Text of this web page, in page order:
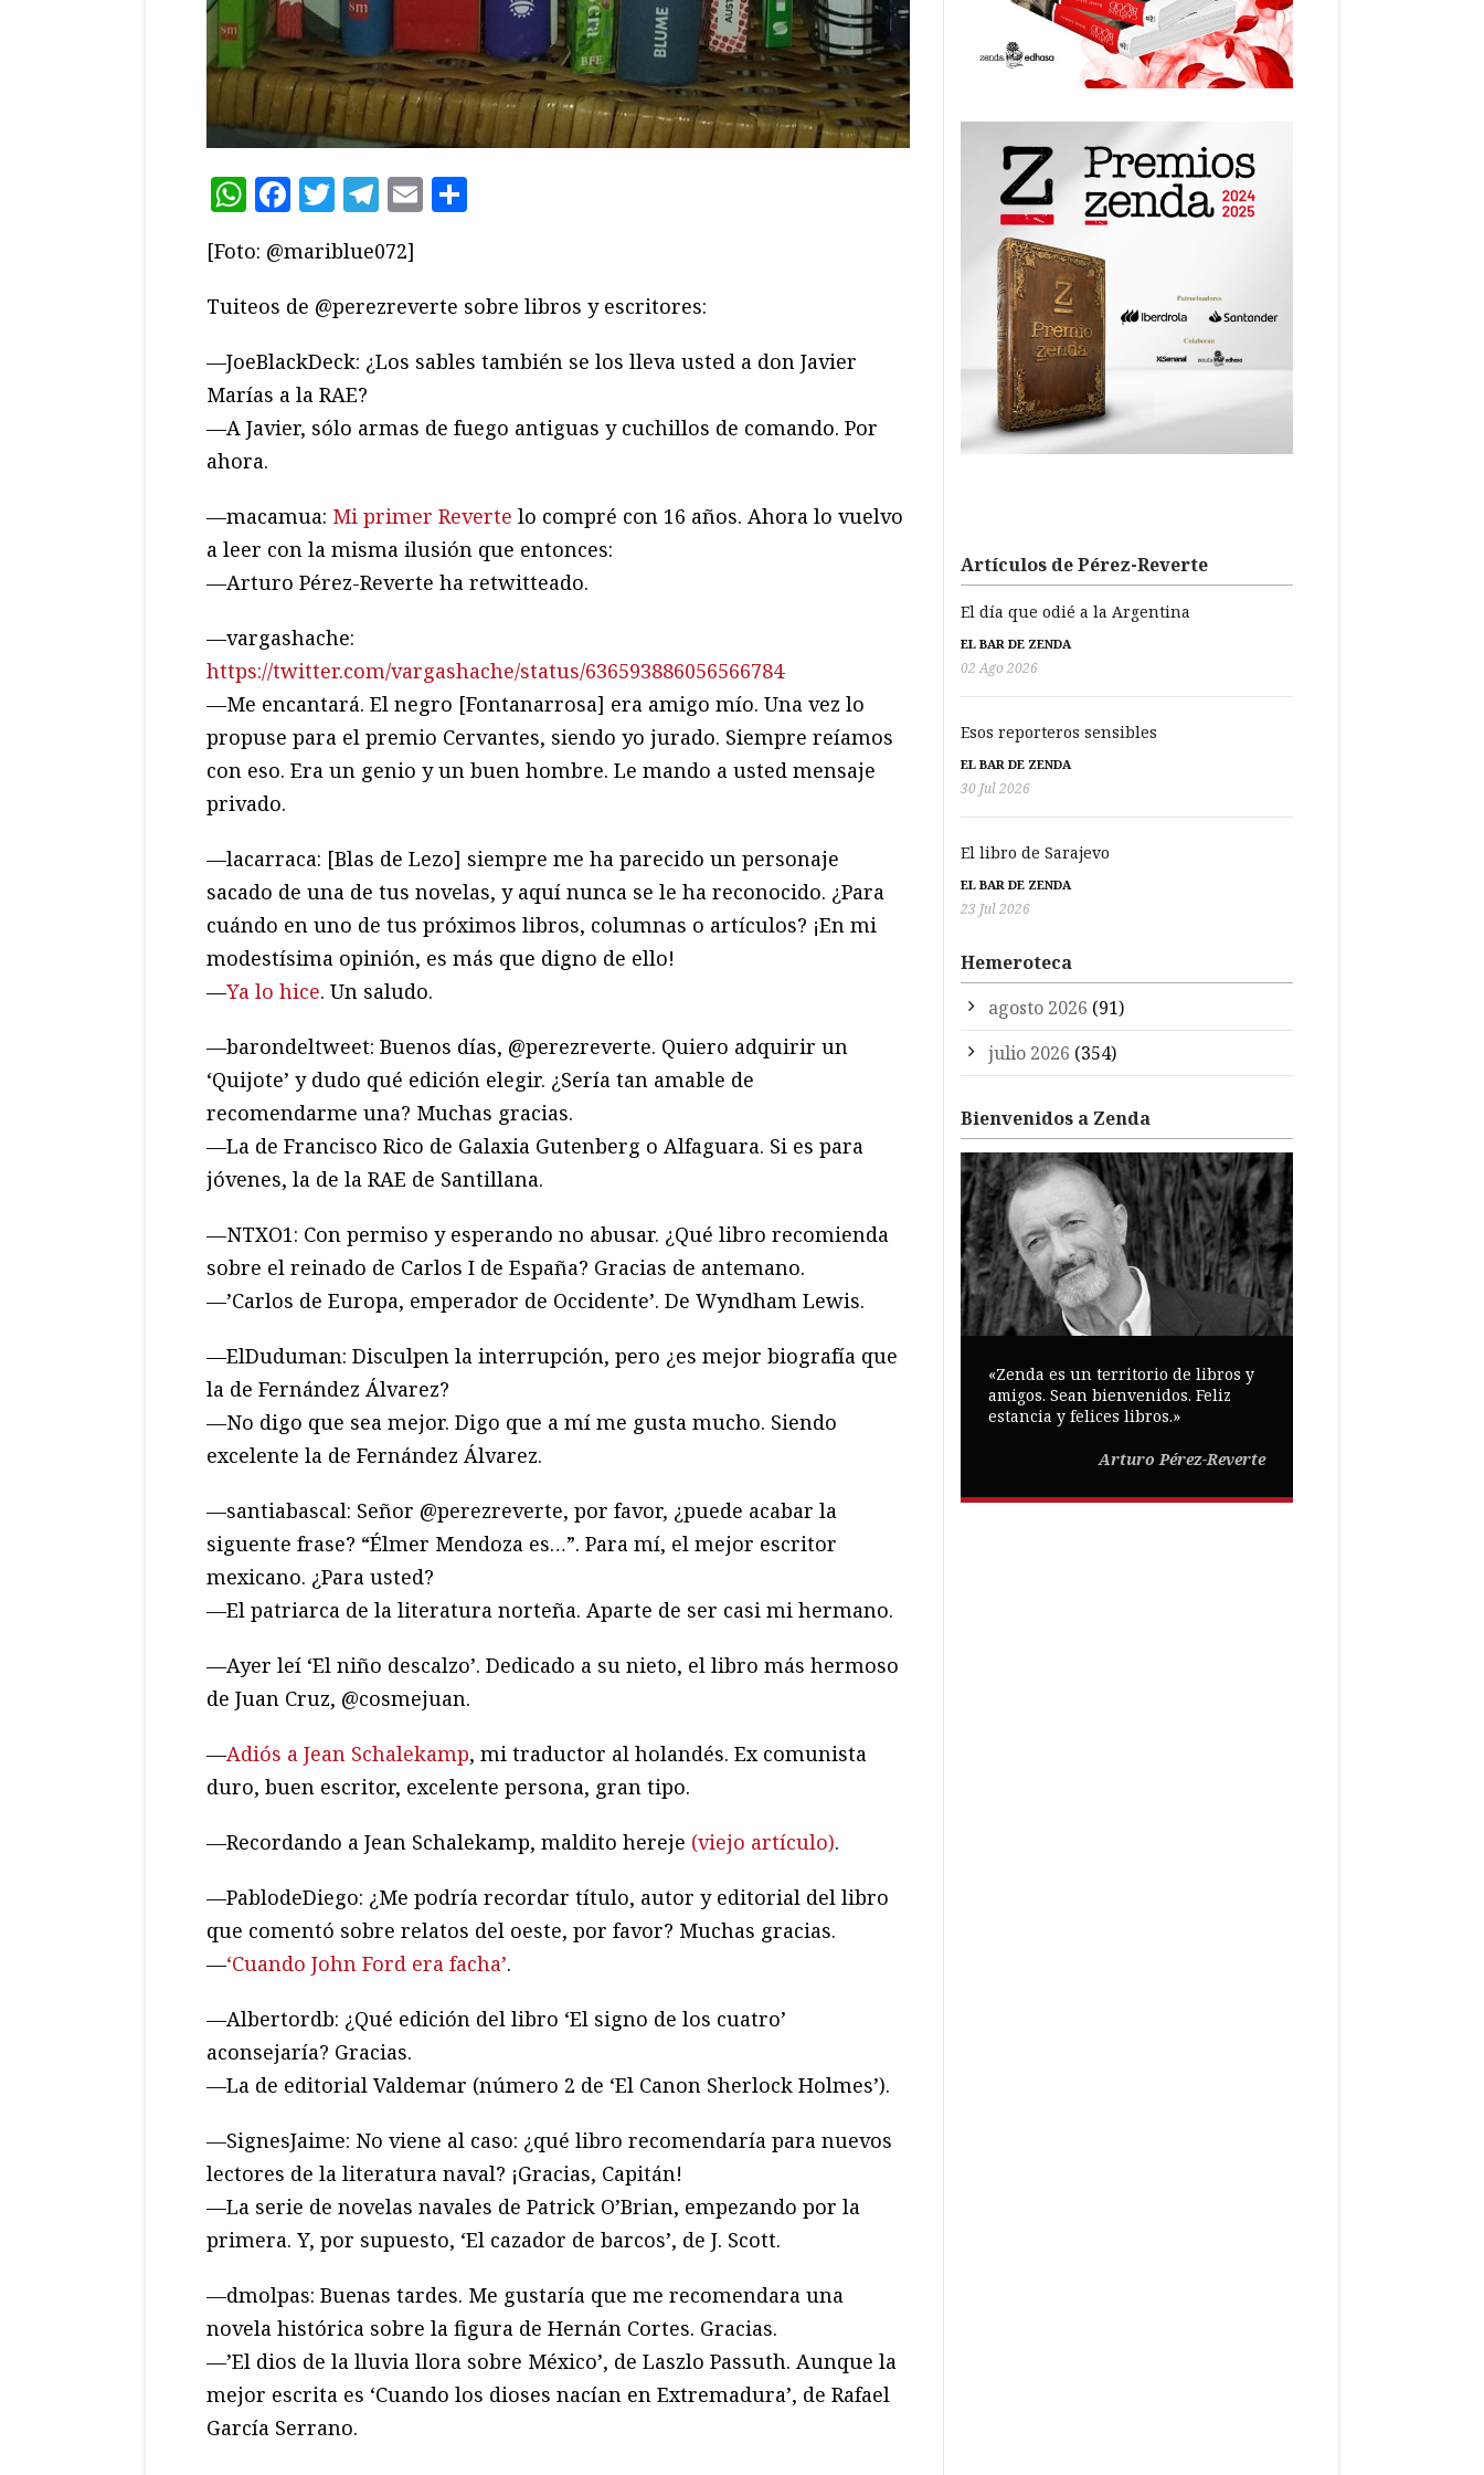
WhatsApp
Facebook
Twitter
Telegram
Email
[Foto: @mariblue072]
Tuiteos de @perezreverte sobre libros y escritores:
—JoeBlackDeck: ¿Los sables también se los lleva usted a don Javier
Marías a la RAE?
—A Javier, sólo armas de fuego antiguas y cuchillos de comando. Por
ahora.
—macamua: Mi primer Reverte lo compré con 16 años. Ahora lo vuelvo
a leer con la misma ilusión que entonces:
—Arturo Pérez-Reverte ha retwitteado.
—vargashache:
https://twitter.com/vargashache/status/636593886056566784
—Me encantará. El negro [Fontanarrosa] era amigo mío. Una vez lo
propuse para el premio Cervantes, siendo yo jurado. Siempre reíamos
con eso. Era un genio y un buen hombre. Le mando a usted mensaje
privado.
—lacarraca: [Blas de Lezo] siempre me ha parecido un personaje
sacado de una de tus novelas, y aquí nunca se le ha reconocido. ¿Para
cuándo en uno de tus próximos libros, columnas o artículos? ¡En mi
modestísima opinión, es más que digno de ello!
—Ya lo hice. Un saludo.
—barondeltweet: Buenos días, @perezreverte. Quiero adquirir un
‘Quijote’ y dudo qué edición elegir. ¿Sería tan amable de
recomendarme una? Muchas gracias.
—La de Francisco Rico de Galaxia Gutenberg o Alfaguara. Si es para
jóvenes, la de la RAE de Santillana.
—NTXO1: Con permiso y esperando no abusar. ¿Qué libro recomienda
sobre el reinado de Carlos I de España? Gracias de antemano.
—’Carlos de Europa, emperador de Occidente’. De Wyndham Lewis.
la de Fernández Álvarez?
—No digo que sea mejor. Digo que a mí me gusta mucho. Siendo
excelente la de Fernández Álvarez.
—santiabascal: Señor @perezreverte, por favor, ¿puede acabar la
siguente frase? “Élmer Mendoza es…”. Para mí, el mejor escritor
mexicano. ¿Para usted?
—El patriarca de la literatura norteña. Aparte de ser casi mi hermano.
—Ayer leí ‘El niño descalzo’. Dedicado a su nieto, el libro más hermoso
de Juan Cruz, @cosmejuan.
—Adiós a Jean Schalekamp, mi traductor al holandés. Ex comunista
duro, buen escritor, excelente persona, gran tipo.
—Recordando a Jean Schalekamp, maldito hereje (viejo artículo).
—PablodeDiego: ¿Me podría recordar título, autor y editorial del libro
que comentó sobre relatos del oeste, por favor? Muchas gracias.
—‘Cuando John Ford era facha’.
—Albertordb: ¿Qué edición del libro ‘El signo de los cuatro’
aconsejaría? Gracias.
—La de editorial Valdemar (número 2 de ‘El Canon Sherlock Holmes’).
—SignesJaime: No viene al caso: ¿qué libro recomendaría para nuevos
lectores de la literatura naval? ¡Gracias, Capitán!
—La serie de novelas navales de Patrick O’Brian, empezando por la
primera. Y, por supuesto, ‘El cazador de barcos’, de J. Scott.
—dmolpas: Buenas tardes. Me gustaría que me recomendara una
novela histórica sobre la figura de Hernán Cortes. Gracias.
—’El dios de la lluvia llora sobre México’, de Laszlo Passuth. Aunque la
mejor escrita es ‘Cuando los dioses nacían en Extremadura’, de Rafael
García Serrano.
Artículos de Pérez-Reverte
El día que odié a la Argentina
EL BAR DE ZENDA
02 Ago 2026
Esos reporteros sensibles
EL BAR DE ZENDA
30 Jul 2026
El libro de Sarajevo
EL BAR DE ZENDA
23 Jul 2026
Hemeroteca
agosto 2026 (91)
julio 2026 (354)
Bienvenidos a Zenda
«Zenda es un territorio de libros y
amigos. Sean bienvenidos. Feliz
estancia y felices libros.»
Arturo Pérez-Reverte